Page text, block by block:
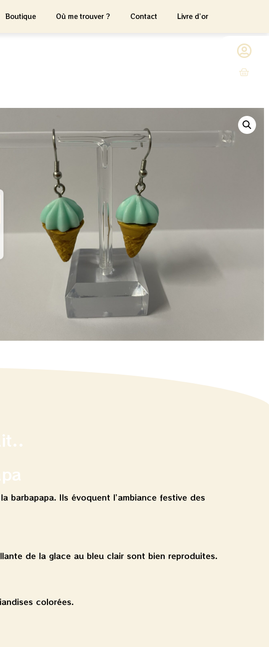
Boutique Où me trouver ? Contact Livre d’or
barbapapa. Ils évoquent l’ambiance festive des
de la glace au bleu clair sont bien reproduites.
colorées.